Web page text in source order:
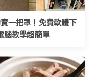
一把罩！免費軟體下
腦教學超簡單